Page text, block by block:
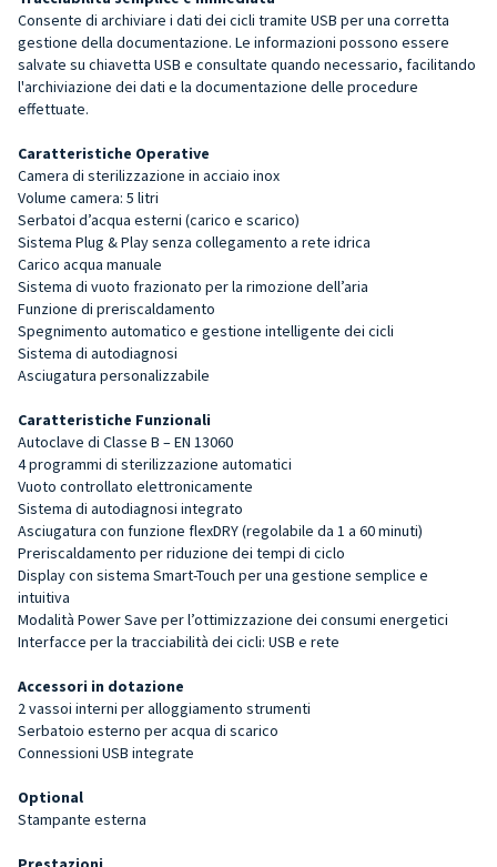
Consente di archiviare i dati dei cicli tramite USB per una corretta
gestione della documentazione. Le informazioni possono essere
salvate su chiavetta USB e consultate quando necessario, facilitando
l'archiviazione dei dati e la documentazione delle procedure
effettuate.
Caratteristiche Operative
Camera di sterilizzazione in acciaio inox
Volume camera: 5 litri
Serbatoi d’acqua esterni (carico e scarico)
Sistema Plug & Play senza collegamento a rete idrica
Carico acqua manuale
Sistema di vuoto frazionato per la rimozione dell’aria
Funzione di preriscaldamento
Spegnimento automatico e gestione intelligente dei cicli
Sistema di autodiagnosi
Asciugatura personalizzabile
Caratteristiche Funzionali
Autoclave di Classe B – EN 13060
4 programmi di sterilizzazione automatici
Vuoto controllato elettronicamente
Sistema di autodiagnosi integrato
Asciugatura con funzione flexDRY (regolabile da 1 a 60 minuti)
Preriscaldamento per riduzione dei tempi di ciclo
Display con sistema Smart-Touch per una gestione semplice e
intuitiva
Modalità Power Save per l’ottimizzazione dei consumi energetici
Interfacce per la tracciabilità dei cicli: USB e rete
Accessori in dotazione
2 vassoi interni per alloggiamento strumenti
Serbatoio esterno per acqua di scarico
Connessioni USB integrate
Optional
Stampante esterna